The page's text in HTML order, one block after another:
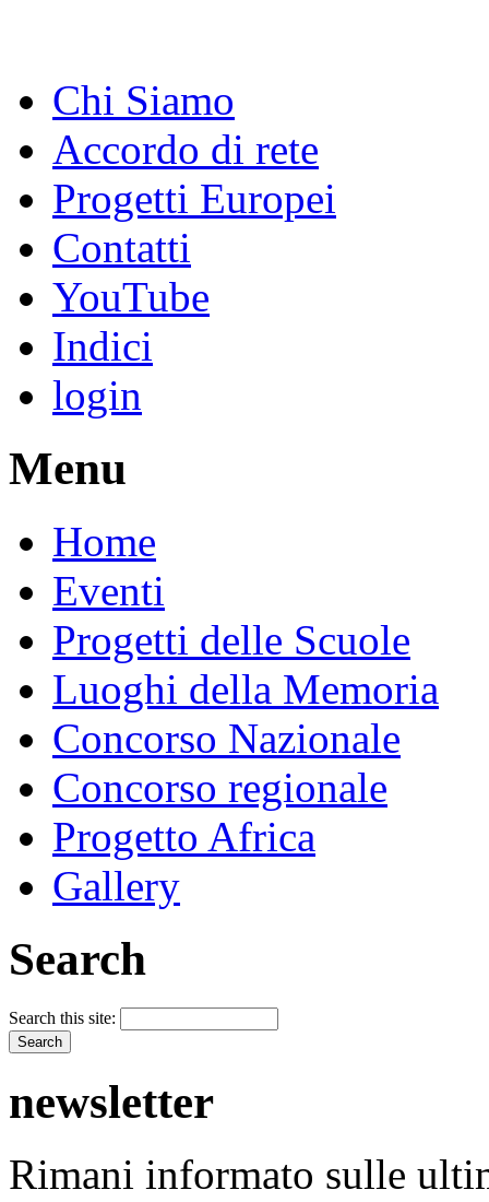
Chi Siamo
Accordo di rete
Progetti Europei
Contatti
YouTube
Indici
login
Menu
Home
Eventi
Progetti delle Scuole
Luoghi della Memoria
Concorso Nazionale
Concorso regionale
Progetto Africa
Gallery
Search
Search this site:
newsletter
Rimani informato sulle